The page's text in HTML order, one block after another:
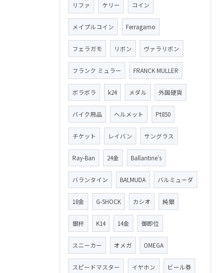
リファ ケリー コイン
メイプルコイン Ferragamo
フェラガモ リボン ヴァラリボン
フランク ミュラー FRANCK MULLER
ボラボラ k24 メダル 外国硬貨
バイク用品 ヘルメット Pt850
チケット レイバン サングラス
Ray-Ban 24金 Ballantine′s
バランタイン BALMUDA バルミューダ
18金 G-SHOCK カシオ 純銀
銀杯 K14 14金 御即位
スニーカー オメガ OMEGA
スピードマスター イヤホン ビール券